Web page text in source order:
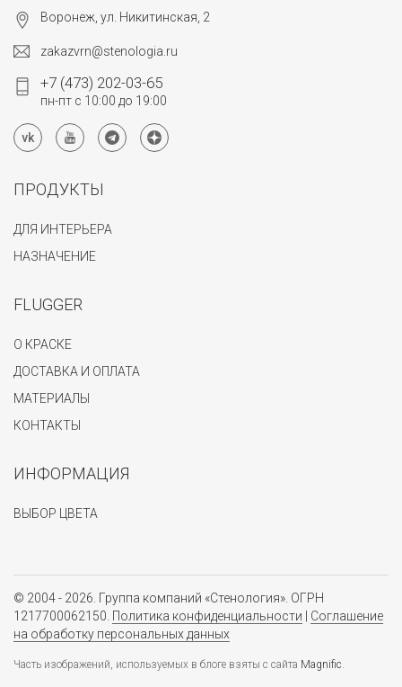
Воронеж, ул. Никитинская, 2
zakazvrn@stenologia.ru
+7 (473) 202-03-65
пн-пт с 10:00 до 19:00
ПРОДУКТЫ
ДЛЯ ИНТЕРЬЕРА
НАЗНАЧЕНИЕ
FLUGGER
О КРАСКЕ
ДОСТАВКА И ОПЛАТА
МАТЕРИАЛЫ
КОНТАКТЫ
ИНФОРМАЦИЯ
ВЫБОР ЦВЕТА
© 2004 - 2026. Группа компаний «Стенология». ОГРН
1217700062150. Политика конфиденциальности
Соглашение
на обработку персональных данных
Часть изображений, используемых в блоге взяты с сайта Magnific.